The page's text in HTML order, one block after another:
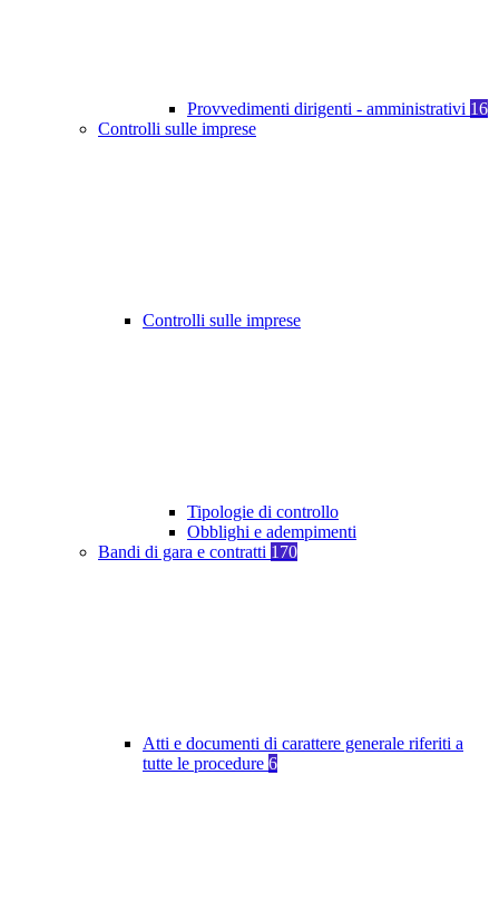
Provvedimenti dirigenti - amministrativi 16
Controlli sulle imprese
Controlli sulle imprese
Tipologie di controllo
Obblighi e adempimenti
Bandi di gara e contratti 170
Atti e documenti di carattere generale riferiti a
tutte le procedure 6